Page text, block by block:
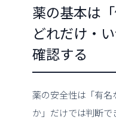
薬の基本は
どれだけ・
確認する
薬の安全性は「有名
か」だけでは判断